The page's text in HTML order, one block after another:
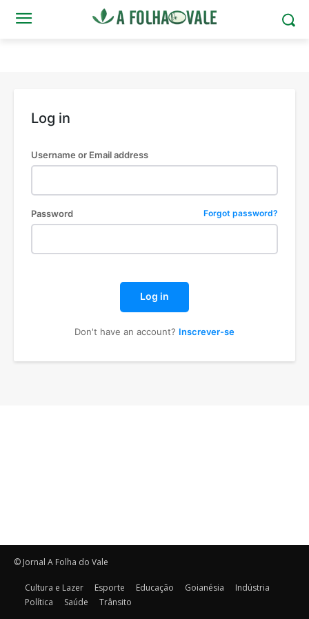
Log in
Username or Email address
Password Forgot password?
Log in
Don't have an account? Inscrever-se
© Jornal A Folha do Vale
Cultura e Lazer Esporte Educação Goianésia
Indústria
Política
Saúde Trânsito